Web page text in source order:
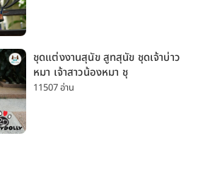
ชุดแต่งงานสุนัข สูทสุนัข ชุดเจ้าบ่าว
หมา เจ้าสาวน้องหมา ชุ
11507 อ่าน